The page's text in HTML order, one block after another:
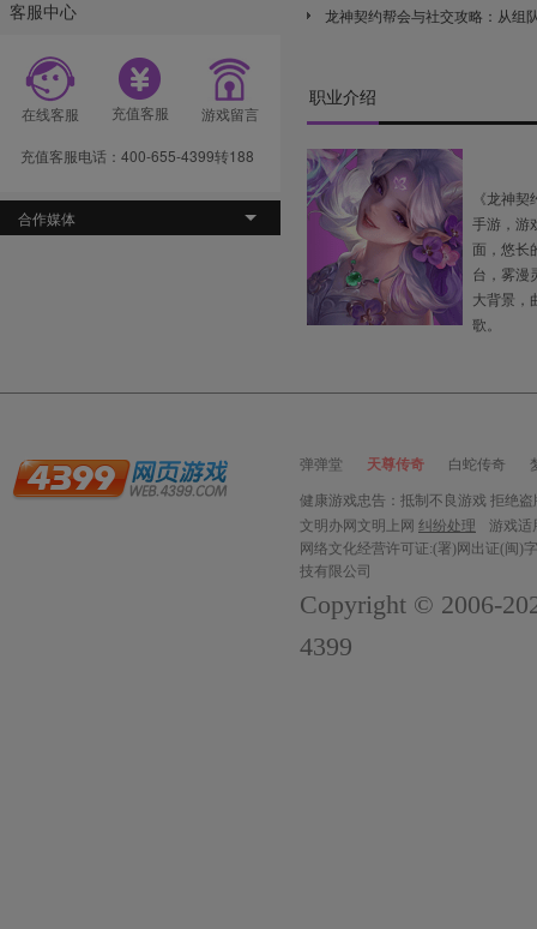
客服中心
在线客服 充值客服 游戏留言
充值客服电话：400-655-4399转188
合作媒体
荡玩法详解
龙神契约帮会与社交攻略：从组
侍灵系统
法宝
职业介绍
《龙神
手游，游
面，悠长
台，雾漫
大背景，
歌。
弹弹堂 天尊传奇 白蛇传奇
健康游戏忠告：抵制不良游戏 拒绝
文明办网文明上网 纠纷处理
游戏适
网络文化经营许可证:(署)网出证(闽)
技有限公司
Copyright © 2006-
4399